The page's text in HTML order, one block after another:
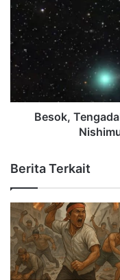
Besok,
Berita Terkait